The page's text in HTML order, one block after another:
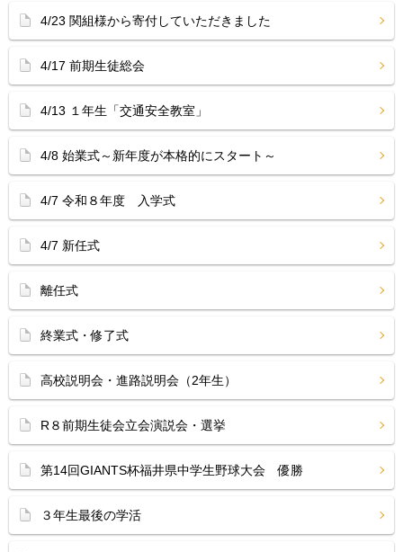
4/23 関組様から寄付していただきました
4/17 前期生徒総会
4/13 １年生「交通安全教室」
4/8 始業式～新年度が本格的にスタート～
4/7 令和８年度 入学式
4/7 新任式
離任式
終業式・修了式
高校説明会・進路説明会（2年生）
R８前期生徒会立会演説会・選挙
第14回GIANTS杯福井県中学生野球大会 優勝
３年生最後の学活